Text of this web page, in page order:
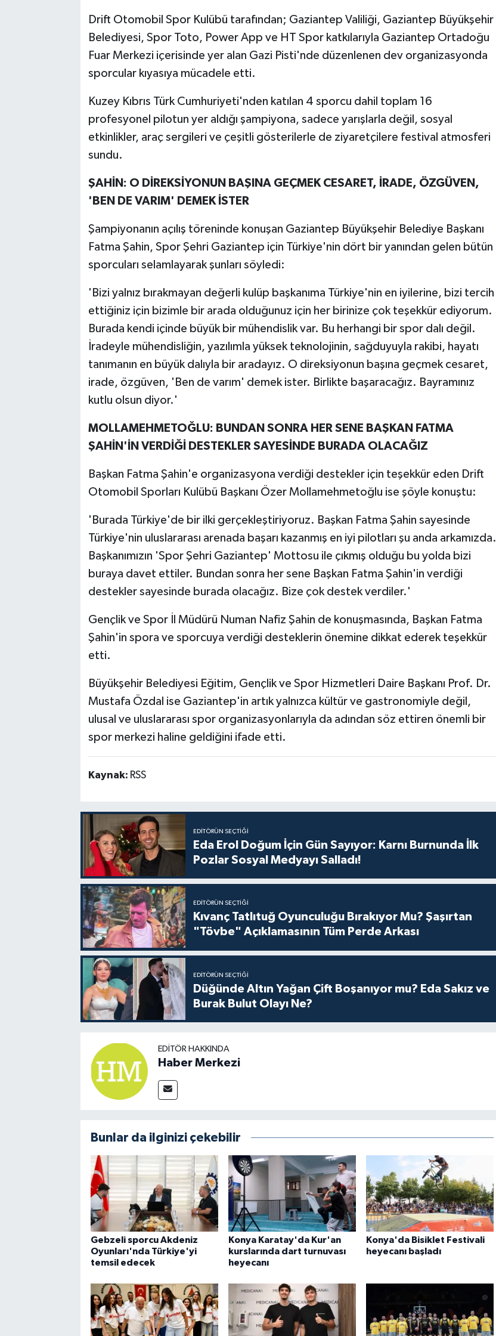
Drift Otomobil Spor Kulübü tarafından; Gaziantep Valiliği, Gaziantep Büyükşehir
Belediyesi, Spor Toto, Power App ve HT Spor katkılarıyla Gaziantep Ortadoğu
Fuar Merkezi içerisinde yer alan Gazi Pisti'nde düzenlenen dev organizasyonda
sporcular kıyasıya mücadele etti.
Kuzey Kıbrıs Türk Cumhuriyeti'nden katılan 4 sporcu dahil toplam 16
profesyonel pilotun yer aldığı şampiyona, sadece yarışlarla değil, sosyal
etkinlikler, araç sergileri ve çeşitli gösterilerle de ziyaretçilere festival atmosferi
sundu.
ŞAHİN: O DİREKSİYONUN BAŞINA GEÇMEK CESARET, İRADE, ÖZGÜVEN,
'BEN DE VARIM' DEMEK İSTER
Şampiyonanın açılış töreninde konuşan Gaziantep Büyükşehir Belediye Başkanı
Fatma Şahin, Spor Şehri Gaziantep için Türkiye'nin dört bir yanından gelen bütün
sporcuları selamlayarak şunları söyledi:
'Bizi yalnız bırakmayan değerli kulüp başkanıma Türkiye'nin en iyilerine, bizi tercih
ettiğiniz için bizimle bir arada olduğunuz için her birinize çok teşekkür ediyorum.
Burada kendi içinde büyük bir mühendislik var. Bu herhangi bir spor dalı değil.
İradeyle mühendisliğin, yazılımla yüksek teknolojinin, sağduyuyla rakibi, hayatı
tanımanın en büyük dalıyla bir aradayız. O direksiyonun başına geçmek cesaret,
irade, özgüven, 'Ben de varım' demek ister. Birlikte başaracağız. Bayramınız
kutlu olsun diyor.'
MOLLAMEHMETOĞLU: BUNDAN SONRA HER SENE BAŞKAN FATMA
ŞAHİN'İN VERDİĞİ DESTEKLER SAYESİNDE BURADA OLACAĞIZ
Başkan Fatma Şahin'e organizasyona verdiği destekler için teşekkür eden Drift
Otomobil Sporları Kulübü Başkanı Özer Mollamehmetoğlu ise şöyle konuştu:
'Burada Türkiye'de bir ilki gerçekleştiriyoruz. Başkan Fatma Şahin sayesinde
Türkiye'nin uluslararası arenada başarı kazanmış en iyi pilotları şu anda arkamızda.
Başkanımızın 'Spor Şehri Gaziantep' Mottosu ile çıkmış olduğu bu yolda bizi
buraya davet ettiler. Bundan sonra her sene Başkan Fatma Şahin'in verdiği
destekler sayesinde burada olacağız. Bize çok destek verdiler.'
Gençlik ve Spor İl Müdürü Numan Nafiz Şahin de konuşmasında, Başkan Fatma
Şahin'in spora ve sporcuya verdiği desteklerin önemine dikkat ederek teşekkür
etti.
Büyükşehir Belediyesi Eğitim, Gençlik ve Spor Hizmetleri Daire Başkanı Prof. Dr.
Mustafa Özdal ise Gaziantep'in artık yalnızca kültür ve gastronomiyle değil,
ulusal ve uluslararası spor organizasyonlarıyla da adından söz ettiren önemli bir
spor merkezi haline geldiğini ifade etti.
Kaynak: RSS
EDITÖRÜN SEÇTIĞI
Eda Erol Doğum İçin Gün Sayıyor: Karnı Burnunda İlk
Pozlar Sosyal Medyayı Salladı!
EDITÖRÜN SEÇTIĞI
Kıvanç Tatlıtuğ Oyunculuğu Bırakıyor Mu? Şaşırtan
"Tövbe" Açıklamasının Tüm Perde Arkası
EDITÖRÜN SEÇTIĞI
Düğünde Altın Yağan Çift Boşanıyor mu? Eda Sakız ve
Burak Bulut Olayı Ne?
EDITÖR HAKKINDA
Haber Merkezi
Bunlar da ilginizi çekebilir
Gebzeli sporcu Akdeniz
Oyunları'nda Türkiye'yi
temsil edecek
Konya Karatay'da Kur'an
kurslarında dart turnuvası
heyecanı
Konya'da Bisiklet Festivali
heyecanı başladı